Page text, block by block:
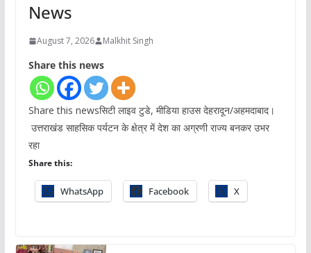
News
August 7, 2026 Malkhit Singh
Share this news
Share this newsसिटी लाइव टुडे, मीडिया हाउस देहरादून/अहमदाबाद।
उत्तराखंड साहसिक पर्यटन के क्षेत्र में देश का अग्रणी राज्य बनकर उभर
रहा
Share this:
WhatsApp Facebook X